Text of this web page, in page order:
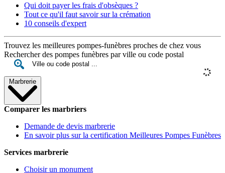
Qui doit payer les frais d'obsèques ?
Tout ce qu'il faut savoir sur la crémation
10 conseils d'expert
Trouvez les meilleures pompes-funèbres proches de chez vous
Rechercher des pompes funèbres par ville ou code postal
Marbrerie
Comparer les marbriers
Demande de devis marbrerie
En savoir plus sur la certification Meilleures Pompes Funèbres
Services marbrerie
Choisir un monument